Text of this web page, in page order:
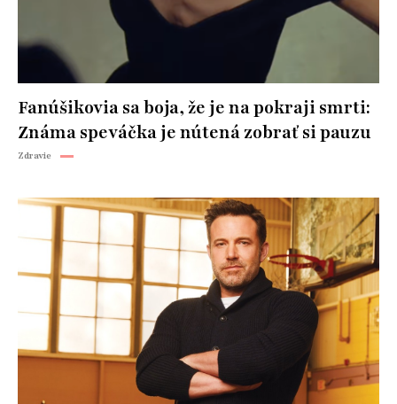
Fanúšikovia sa boja, že je na pokraji smrti:
Známa speváčka je nútená zobrať si pauzu
Zdravie